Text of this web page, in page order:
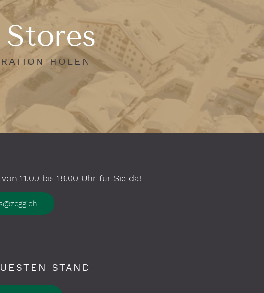
HOLEN
11.00 bis 18.00 Uhr für Sie da!
STAND